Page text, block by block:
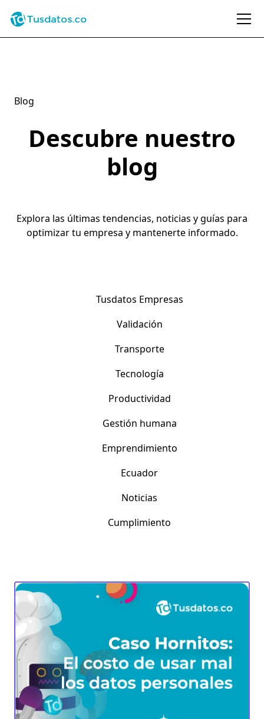
Blog
Descubre nuestro
blog
Explora las últimas tendencias, noticias y guías para
optimizar tu empresa y mantenerte informado.
Tusdatos Empresas
Validación
Transporte
Tecnología
Productividad
Gestión humana
Emprendimiento
Ecuador
Noticias
Cumplimiento